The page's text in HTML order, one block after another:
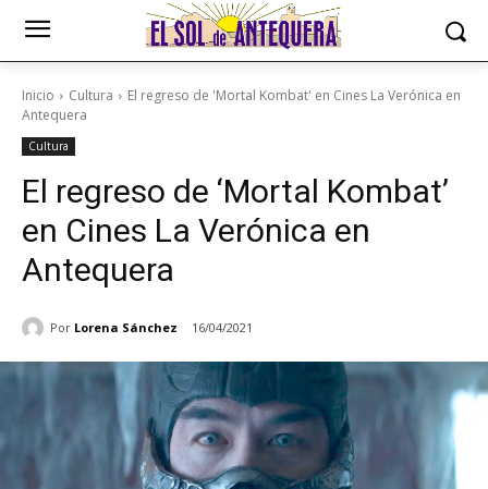
Inicio Cultura
El regreso de 'Mortal Kombat' en Cines La Verónica en
Antequera
Cultura
El regreso de ‘Mortal Kombat’
en Cines La Verónica en
Antequera
Por Lorena Sánchez 16/04/2021